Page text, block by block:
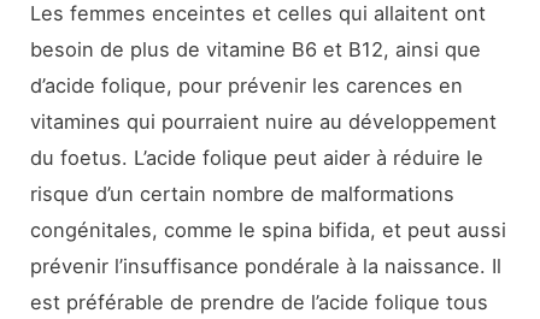
Les femmes enceintes et celles qui allaitent ont
besoin de plus de vitamine B6 et B12, ainsi que
d’acide folique, pour prévenir les carences en
vitamines qui pourraient nuire au développement
du foetus. L’acide folique peut aider à réduire le
risque d’un certain nombre de malformations
congénitales, comme le spina bifida, et peut aussi
prévenir l’insuffisance pondérale à la naissance. Il
est préférable de prendre de l’acide folique tous